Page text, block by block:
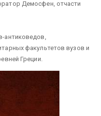
Демосфен, отчасти
антиковедов,
факультетов вузов и
Греции.